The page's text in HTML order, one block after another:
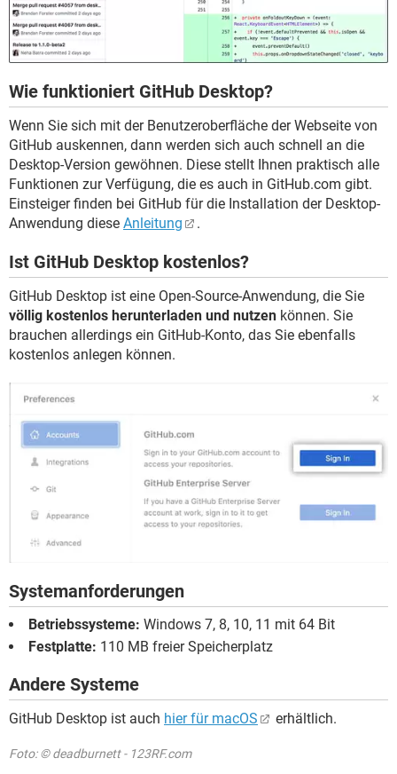
Wie funktioniert GitHub Desktop?
Wenn Sie sich mit der Benutzeroberfläche der Webseite von
GitHub auskennen, dann werden sich auch schnell an die
Desktop-Version gewöhnen. Diese stellt Ihnen praktisch alle
Funktionen zur Verfügung, die es auch in GitHub.com gibt.
Einsteiger finden bei GitHub für die Installation der Desktop-
Anwendung diese Anleitung .
Ist GitHub Desktop kostenlos?
GitHub Desktop ist eine Open-Source-Anwendung, die Sie
völlig kostenlos herunterladen und nutzen können. Sie
brauchen allerdings ein GitHub-Konto, das Sie ebenfalls
kostenlos anlegen können.
Systemanforderungen
Betriebssysteme: Windows 7, 8, 10, 11 mit 64 Bit
Festplatte: 110 MB freier Speicherplatz
Andere Systeme
GitHub Desktop ist auch hier für macOS erhältlich.
Foto: © deadburnett - 123RF.com